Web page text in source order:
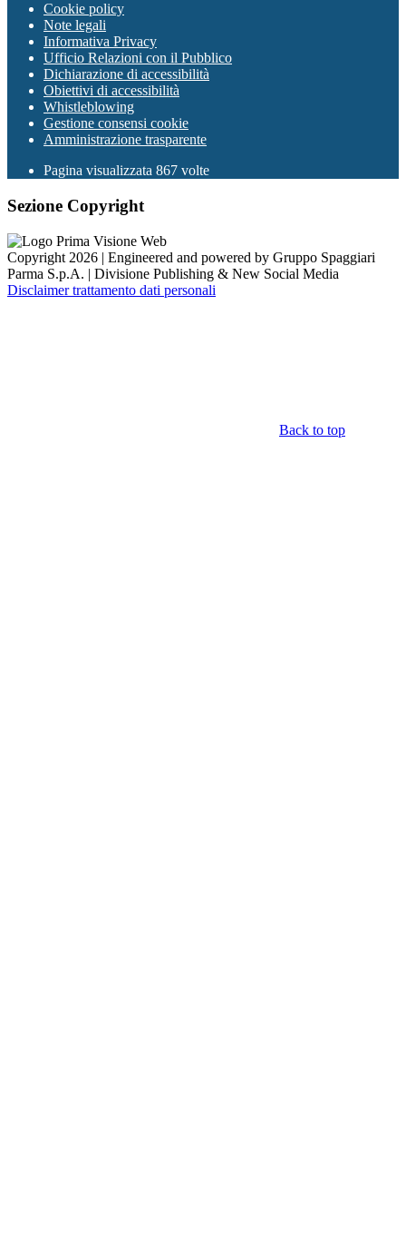
Cookie policy
Note legali
Informativa Privacy
Ufficio Relazioni con il Pubblico
Dichiarazione di accessibilità
Obiettivi di accessibilità
Whistleblowing
Gestione consensi cookie
Amministrazione trasparente
Pagina visualizzata 867 volte
Sezione Copyright
Copyright 2026 | Engineered and powered by Gruppo Spaggiari
Parma S.p.A. | Divisione Publishing & New Social Media
Disclaimer trattamento dati personali
Back to top